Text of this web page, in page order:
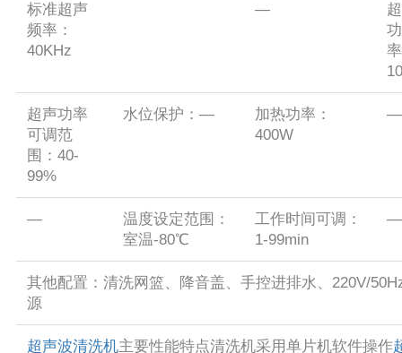
标准超声
频率：
40KHz
—
功
超声功率
可调范
围：40-
99%
水位保护：—
加热功率：
400W
—
—
温度设定范围：
室温-80℃
工作时间可调：
1-99min
—
其他配置：清洗网篮、降音盖、手控进排水、220V/
源
超声波清洗机主要性能特点清洗机采用单片机软件操作